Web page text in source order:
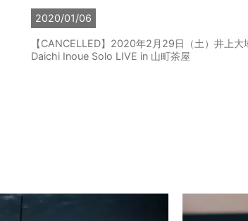
2020/01/06
【CANCELLED】2020年2月29日（土）井上大
Daichi Inoue Solo LIVE in 山町茶屋